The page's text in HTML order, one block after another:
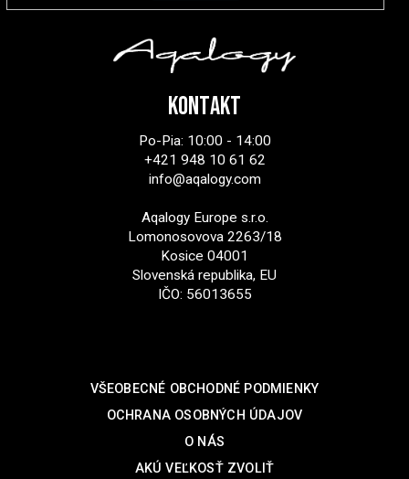
KONTAKT
Po-Pia: 10:00 - 14:00
+421 948 10 61 62
info@aqalogy.com
Aqalogy Europe s.r.o.
Lomonosovova 2263/18
Kosice 04001
Slovenská republika, EU
IČO: 56013655
VŠEOBECNÉ OBCHODNÉ PODMIENKY
OCHRANA OSOBNÝCH ÚDAJOV
O NÁS
AKÚ VEĽKOSŤ ZVOLIŤ